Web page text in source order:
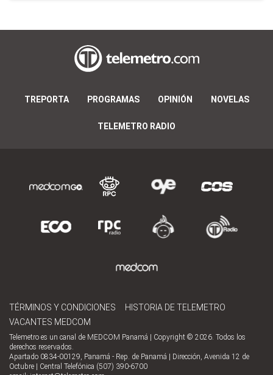
TREPORTA PROGRAMAS OPINIÓN NOVELAS
TELEMETRO RADIO
TÉRMINOS Y CONDICIONES
HISTORIA DE TELEMETRO
VACANTES MEDCOM
Telemetro es un canal de MEDCOM Panamá | Copyright © 2026. Todos los
derechos reservados.
Apartado 0834-00129, Panamá - Rep. de Panamá | Dirección, Avenida 12 de
Octubre | Central Telefónica (507) 390-6700